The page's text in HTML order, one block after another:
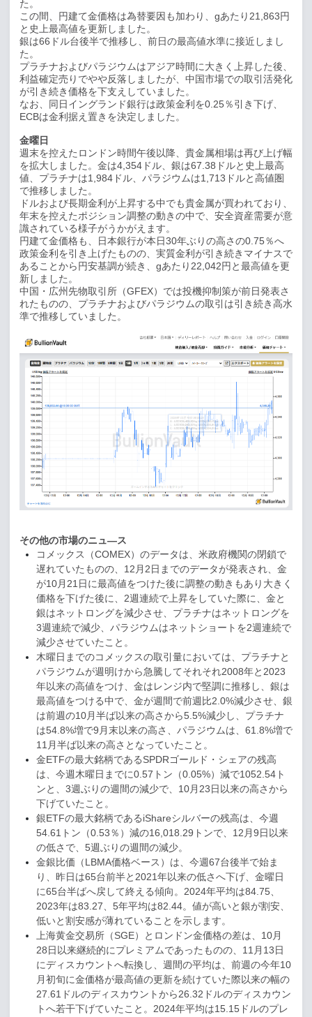
た。
この間、円建て金価格は為替要因も加わり、 gあたり 21,863円
と史上最高値を更新しました。
銀は66 ドル台後半で推移し、前日の最高値水準に接近しまし
た。
プラチナおよびパラジウムはアジア時間に大きく上昇した後、
利益確定売りでやや反落しましたが、中国市場での取引活発化
が引き続き価格を下支えしていました。
なお、同日イングランド銀行は政策金利を0.25％引き下げ、
ECBは金利据え置きを決定しました。
金曜日
週末を控えたロンドン時間午後以降、貴金属相場は再び上げ幅
を拡大しました。金は4,354 ドル、銀は67.38 ドルと史上最高
値、プラチナは1,984 ドル、パラジウムは1,713 ドルと高値圏
で推移しました。
ドルおよび長期金利が上昇する中でも貴金属が買われており、
年末を控えたポジション調整の動きの中で、安全資産需要が意
識されている様子がうかがえます。
円建て金価格も、日本銀行が本日30年ぶりの高さの0.75％へ
政策金利を引き上げたものの、実質金利が引き続きマイナスで
あることから円安基調が続き、 gあたり 22,042円と最高値を更
新しました。
中国・広州先物取引所（GFEX）では投機抑制策が前日発表さ
れたものの、プラチナおよびパラジウムの取引は引き続き高水
準で推移していました。
その他の市場のニュ―ス
コメックス（COMEX）のデータは、米政府機関の閉鎖で
遅れていたものの、 12月2日までのデータが発表され、金
が10月21日に最高値をつけた後に調整の動きもあり大きく
価格を下げた後に、 2週連続で上昇をしていた際に、金と
銀はネットロングを減少させ、プラチナはネットロングを
3週連続で減少、パラジウムはネットショートを2週連続で
減少させていたこと。
木曜日までのコメックスの取引量においては、プラチナと
パラジウムが週明けから急騰してそれそれ2008年と2023
年以来の高値をつけ、金はレンジ内で堅調に推移し、銀は
最高値をつける中で、金が週間で前週比2.0%減少させ、銀
は前週の10月半ば以来の高さから5.5%減少し、プラチナ
は54.8%増で9月末以来の高さ、パラジウムは、 61.8%増で
11月半ば以来の高さとなっていたこと。
金ETFの最大銘柄であるSPDRゴールド・シェアの残高
は、今週木曜日までに0.57 トン（0.05%）減で1052.54 ト
ンと、 3週ぶりの週間の減少で、 10月23日以来の高さから
下げていたこと。
銀ETFの最大銘柄であるiShareシルバーの残高は、今週
54.61 トン（0.53％）減の16,018.29 トンで、 12月9日以来
の低さで、 5週ぶりの週間の減少。
金銀比価（LBMA価格ベース）は、今週67台後半で始ま
り、昨日は65台前半と2021年以来の低さへ下げ、金曜日
に65台半ばへ戻して終える傾向。 2024年平均は84.75、
2023年は83.27、 5年平均は82.44。値が高いと銀が割安、
低いと割安感が薄れていることを示します。
上海黄金交易所（SGE）とロンドン金価格の差は、 10月
28日以来継続的にプレミアムであったものの、 11月 13日
にディスカウントへ転換し、週間の平均は、前週の今年10
月初旬に金価格が最高値の更新を続けていた際以来の幅の
27.61 ドルのディスカウントから26.32 ドルのディスカウン
トへ若干下げていたこと。 2024年平均は15.15 ドルのプレ